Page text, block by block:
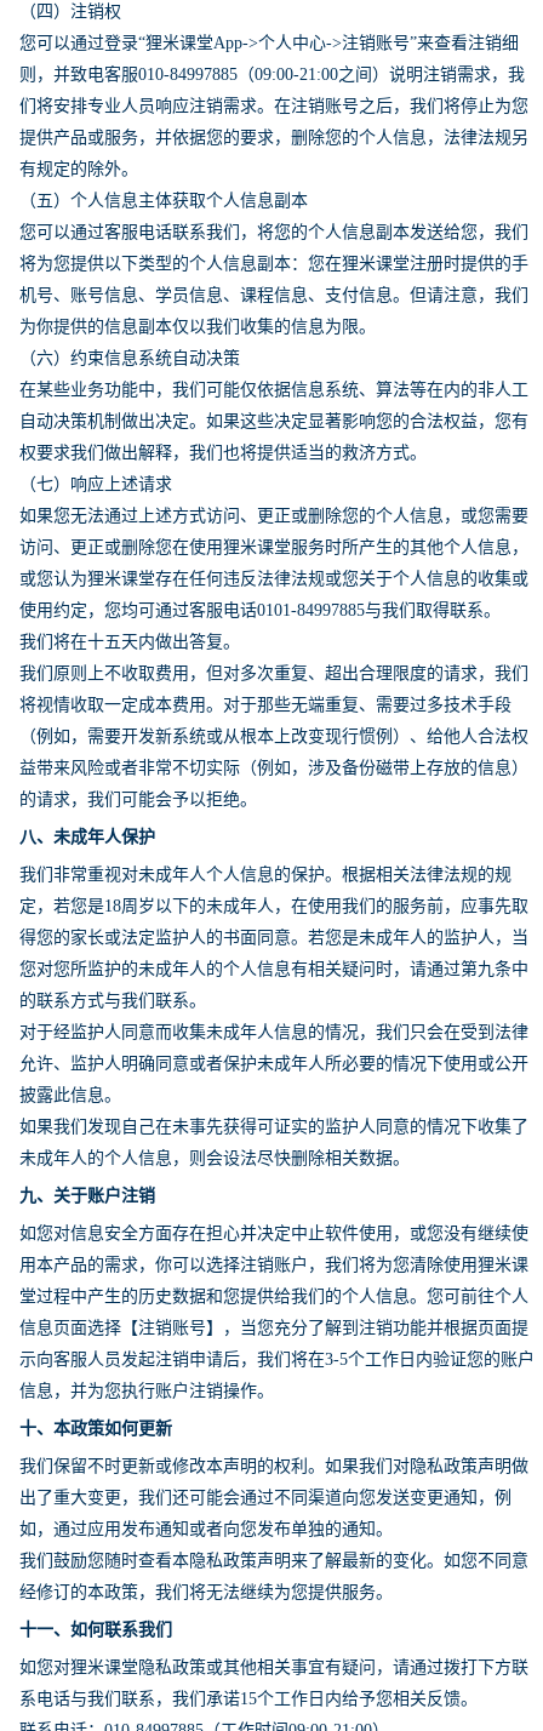
（四）注销权
您可以通过登录“狸米课堂App->个人中心->注销账号”来查看注销细
则，并致电客服010-84997885（09:00-21:00之间）说明注销需求，我
们将安排专业人员响应注销需求。在注销账号之后，我们将停止为您
提供产品或服务，并依据您的要求，删除您的个人信息，法律法规另
有规定的除外。
（五）个人信息主体获取个人信息副本
您可以通过客服电话联系我们，将您的个人信息副本发送给您，我们
将为您提供以下类型的个人信息副本：您在狸米课堂注册时提供的手
机号、账号信息、学员信息、课程信息、支付信息。但请注意，我们
为你提供的信息副本仅以我们收集的信息为限。
（六）约束信息系统自动决策
在某些业务功能中，我们可能仅依据信息系统、算法等在内的非人工
自动决策机制做出决定。如果这些决定显著影响您的合法权益，您有
权要求我们做出解释，我们也将提供适当的救济方式。
（七）响应上述请求
如果您无法通过上述方式访问、更正或删除您的个人信息，或您需要
访问、更正或删除您在使用狸米课堂服务时所产生的其他个人信息，
或您认为狸米课堂存在任何违反法律法规或您关于个人信息的收集或
使用约定，您均可通过客服电话0101-84997885与我们取得联系。
我们将在十五天内做出答复。
我们原则上不收取费用，但对多次重复、超出合理限度的请求，我们
将视情收取一定成本费用。对于那些无端重复、需要过多技术手段
（例如，需要开发新系统或从根本上改变现行惯例）、给他人合法权
益带来风险或者非常不切实际（例如，涉及备份磁带上存放的信息）
的请求，我们可能会予以拒绝。
八、未成年人保护
我们非常重视对未成年人个人信息的保护。根据相关法律法规的规
定，若您是18周岁以下的未成年人，在使用我们的服务前，应事先取
得您的家长或法定监护人的书面同意。若您是未成年人的监护人，当
您对您所监护的未成年人的个人信息有相关疑问时，请通过第九条中
的联系方式与我们联系。
对于经监护人同意而收集未成年人信息的情况，我们只会在受到法律
允许、监护人明确同意或者保护未成年人所必要的情况下使用或公开
披露此信息。
如果我们发现自己在未事先获得可证实的监护人同意的情况下收集了
未成年人的个人信息，则会设法尽快删除相关数据。
九、关于账户注销
如您对信息安全方面存在担心并决定中止软件使用，或您没有继续使
用本产品的需求，你可以选择注销账户，我们将为您清除使用狸米课
堂过程中产生的历史数据和您提供给我们的个人信息。您可前往个人
信息页面选择【注销账号】，当您充分了解到注销功能并根据页面提
示向客服人员发起注销申请后，我们将在3-5个工作日内验证您的账户
信息，并为您执行账户注销操作。
十、本政策如何更新
我们保留不时更新或修改本声明的权利。如果我们对隐私政策声明做
出了重大变更，我们还可能会通过不同渠道向您发送变更通知，例
如，通过应用发布通知或者向您发布单独的通知。
我们鼓励您随时查看本隐私政策声明来了解最新的变化。如您不同意
经修订的本政策，我们将无法继续为您提供服务。
十一、如何联系我们
如您对狸米课堂隐私政策或其他相关事宜有疑问，请通过拨打下方联
系电话与我们联系，我们承诺15个工作日内给予您相关反馈。